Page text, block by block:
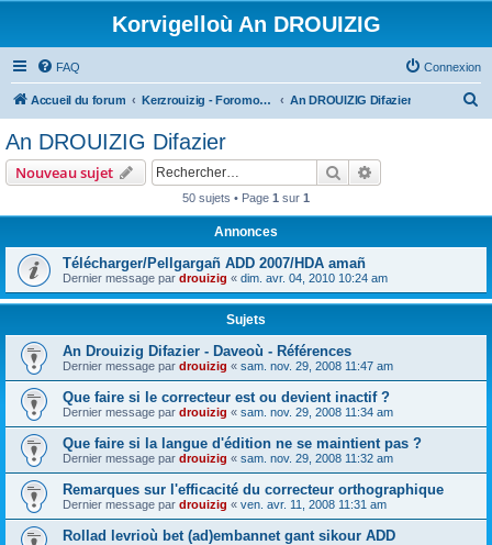
Korvigelloù An DROUIZIG
FAQ Connexion
Accueil du forum Kerzrouizig - Foromoù An Drouizig An DROUIZIG Difazier
e
r
An DROUIZIG Difazier
Nouveau sujet Rechercher
50 sujets • Page 1 sur 1
Annonces
Télécharger/Pellgargañ ADD 2007/HDA amañ
Dernier message par drouizig « dim. avr. 04, 2010 10:24 am
Sujets
An Drouizig Difazier - Daveoù - Références
Dernier message par drouizig « sam. nov. 29, 2008 11:47 am
Que faire si le correcteur est ou devient inactif ?
Dernier message par drouizig « sam. nov. 29, 2008 11:34 am
Que faire si la langue d'édition ne se maintient pas ?
Dernier message par drouizig « sam. nov. 29, 2008 11:32 am
Remarques sur l'efficacité du correcteur orthographique
Dernier message par drouizig « ven. avr. 11, 2008 11:31 am
Rollad levrioù bet (ad)embannet gant sikour ADD